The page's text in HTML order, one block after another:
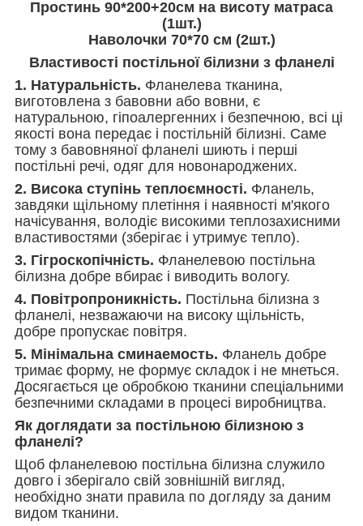
Простинь 90*200+20см на висоту матраса
(1шт.)
Наволочки 70*70 см (2шт.)
Властивості постільної білизни з фланелі
1. Натуральність. Фланелева тканина,
виготовлена з бавовни або вовни, є
натуральною, гіпоалергенних і безпечною, всі ці
якості вона передає і постільній білизні. Саме
тому з бавовняної фланелі шиють і перші
постільні речі, одяг для новонароджених.
2. Висока ступінь теплоємності. Фланель,
завдяки щільному плетіння і наявності м'якого
начісування, володіє високими теплозахисними
властивостями (зберігає і утримує тепло).
3. Гігроскопічність. Фланелевою постільна
білизна добре вбирає і виводить вологу.
4. Повітропроникність. Постільна білизна з
фланелі, незважаючи на високу щільність,
добре пропускає повітря.
5. Мінімальна сминаемость. Фланель добре
тримає форму, не формує складок і не мнеться.
Досягається це обробкою тканини спеціальними
безпечними складами в процесі виробництва.
Як доглядати за постільною білизною з
фланелі?
Щоб фланелевою постільна білизна служило
довго і зберігало свій зовнішній вигляд,
необхідно знати правила по догляду за даним
видом тканини.